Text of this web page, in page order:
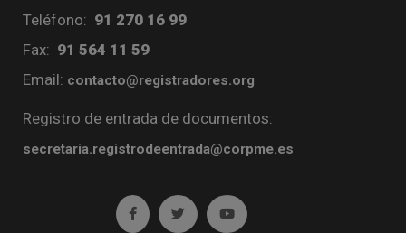
Teléfono: 91 270 16 99
Fax: 91 564 11 59
Email: contacto@registradores.org
Registro de entrada de documentos:
secretaria.registrodeentrada@corpme.es
Ir a facebook (abre en ventana nueva)
Ir a twitter (abre en ventana nueva)
Ir a YouTube (abre en